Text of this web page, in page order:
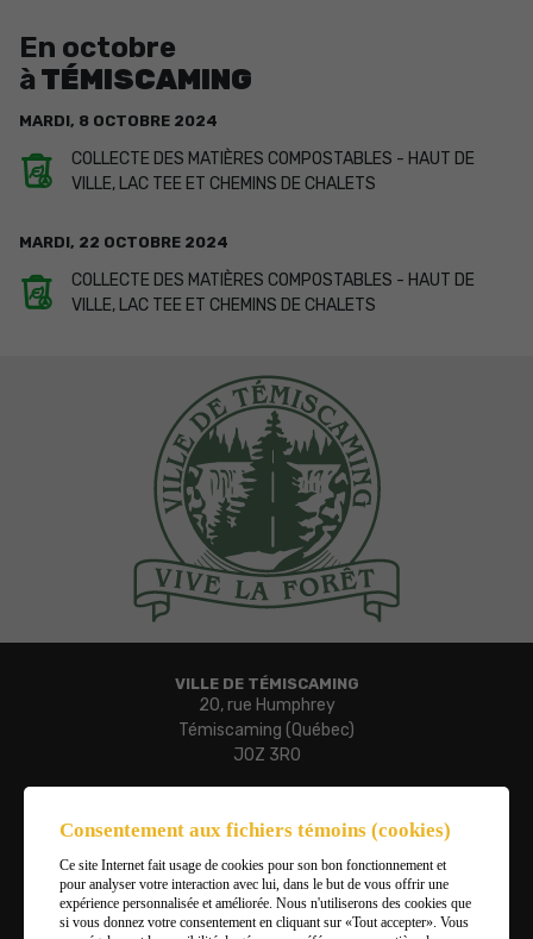
En octobre
à TÉMISCAMING
MARDI, 8 OCTOBRE 2024
COLLECTE DES MATIÈRES COMPOSTABLES - HAUT DE
VILLE, LAC TEE ET CHEMINS DE CHALETS
MARDI, 22 OCTOBRE 2024
COLLECTE DES MATIÈRES COMPOSTABLES - HAUT DE
VILLE, LAC TEE ET CHEMINS DE CHALETS
Consentement aux fichiers témoins (cookies)
Ce site Internet fait usage de cookies pour son bon fonctionnement et
pour analyser votre interaction avec lui, dans le but de vous offrir une
expérience personnalisée et améliorée. Nous n'utiliserons des cookies que
si vous donnez votre consentement en cliquant sur «Tout accepter». Vous
VILLE DE TÉMISCAMING
20, rue Humphrey
Témiscaming (Québec)
J0Z 3R0
819 627-3273
819 627-3019
Courriel :
ville.temiscaming@temiscaming.net